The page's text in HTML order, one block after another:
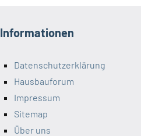
Informationen
Datenschutzerklärung
Hausbauforum
Impressum
Sitemap
Über uns